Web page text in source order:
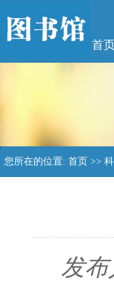
首
您所在的位置: 首页 >>
发